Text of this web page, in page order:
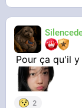
Pour ça qu'il
2